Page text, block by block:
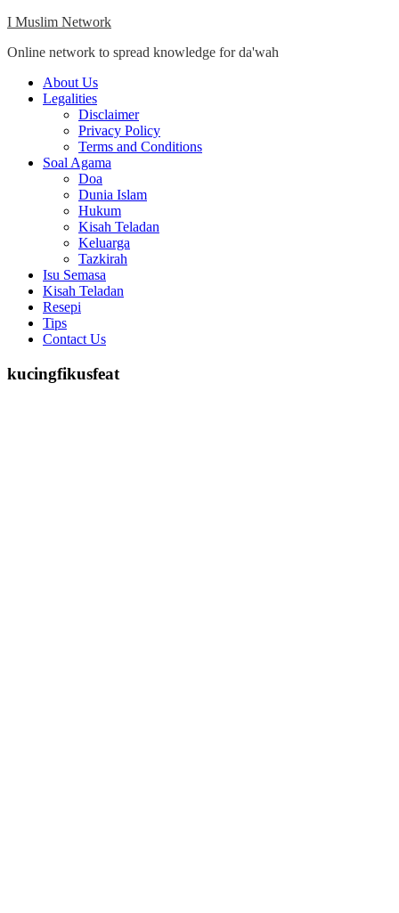
Skip
content
I Muslim Network
Online network to spread knowledge for da'wah
Close
Menu
About Us
Legalities
Disclaimer
Privacy Policy
Terms and Conditions
Soal Agama
Doa
Dunia Islam
Hukum
Kisah Teladan
Keluarga
Tazkirah
Isu Semasa
Kisah Teladan
Resepi
Tips
Contact Us
kucingfikusfeat